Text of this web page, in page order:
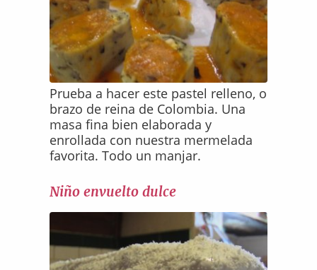
Prueba a hacer este pastel relleno, o
brazo de reina de Colombia. Una
masa fina bien elaborada y
enrollada con nuestra mermelada
favorita. Todo un manjar.
Niño envuelto dulce